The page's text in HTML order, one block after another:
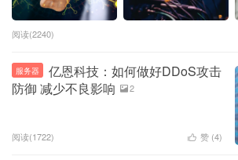
阅读(2240)
服务器
亿恩科技：如何做好DDoS攻击
防御 减少不良影响
2
阅读(1722)  赞 (4)